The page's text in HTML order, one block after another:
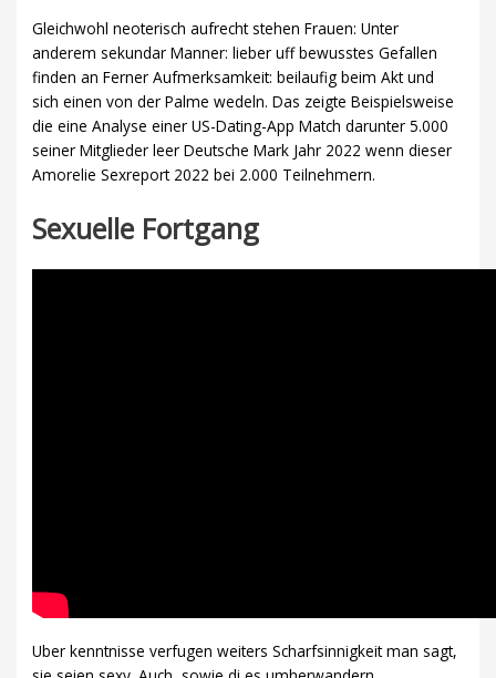
Gleichwohl neoterisch aufrecht stehen Frauen: Unter
anderem sekundar Manner: lieber uff bewusstes Gefallen
finden an Ferner Aufmerksamkeit: beilaufig beim Akt und
sich einen von der Palme wedeln. Das zeigte Beispielsweise
die eine Analyse einer US-Dating-App Match darunter 5.000
seiner Mitglieder leer Deutsche Mark Jahr 2022 wenn dieser
Amorelie Sexreport 2022 bei 2.000 Teilnehmern.
Sexuelle Fortgang
Uber kenntnisse verfugen weiters Scharfsinnigkeit man sagt,